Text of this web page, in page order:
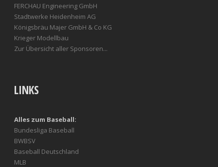
FERCHAU Engineering GmbH
Stadtwerke Heidenheim AG
Königsbräu Majer GmbH & Co KG
Krieger Modellbau
Zur Übersicht aller Sponsoren...
LINKS
Alles zum Baseball:
Bundesliga Baseball
BWBSV
Baseball Deutschland
MLB